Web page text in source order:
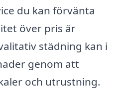
du kan förvänta
över pris är
städning kan i
genom att
och utrustning.